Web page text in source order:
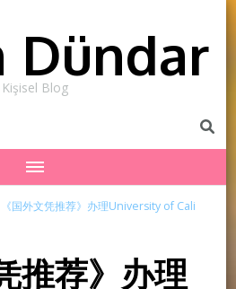
Dündar
Kişisel Blog
《国外文凭推荐》办理University of Cali
推荐》办理